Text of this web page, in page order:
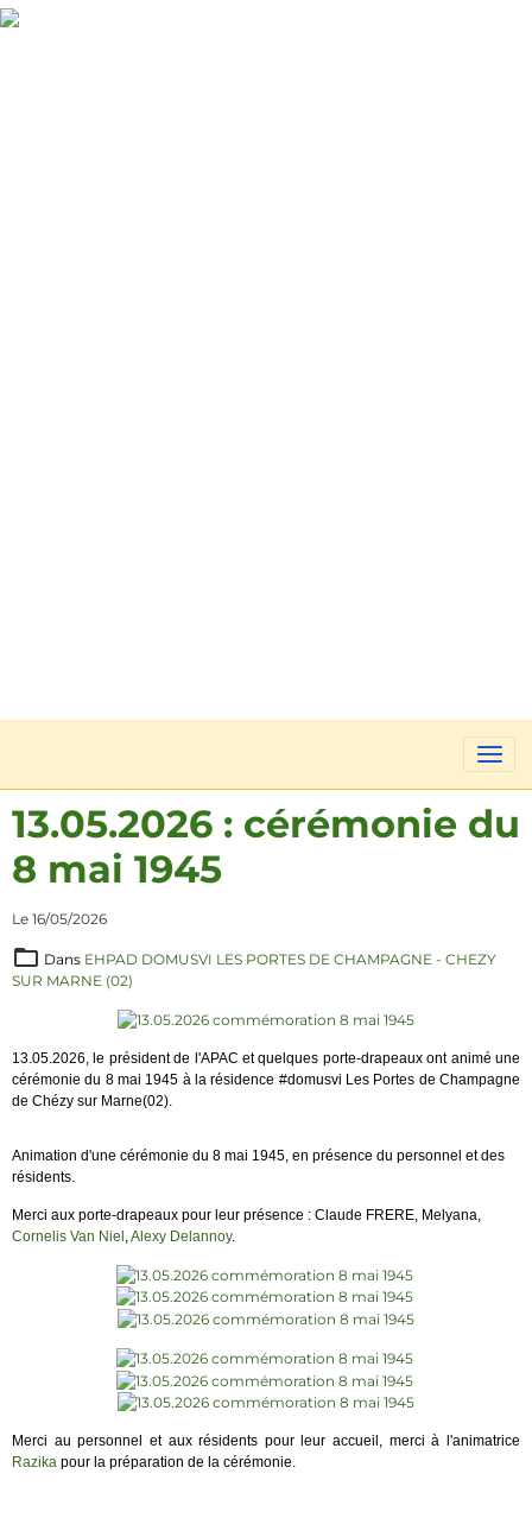
13.05.2026 : cérémonie du
8 mai 1945
Le 16/05/2026
Dans EHPAD DOMUSVI LES PORTES DE CHAMPAGNE - CHEZY
SUR MARNE (02)
13.05.2026, le président de l'APAC et quelques porte-drapeaux ont animé une
cérémonie du 8 mai 1945 à la résidence #domusvi Les Portes de Champagne
de Chézy sur Marne(02).
Animation d'une cérémonie du 8 mai 1945, en présence du personnel et des
résidents.
Merci aux porte-drapeaux pour leur présence : Claude FRERE, Melyana,
Cornelis Van Niel Alexy Delannoy.
Merci au personnel et aux résidents pour leur accueil, merci à l'animatrice
Razika pour la préparation de la cérémonie.